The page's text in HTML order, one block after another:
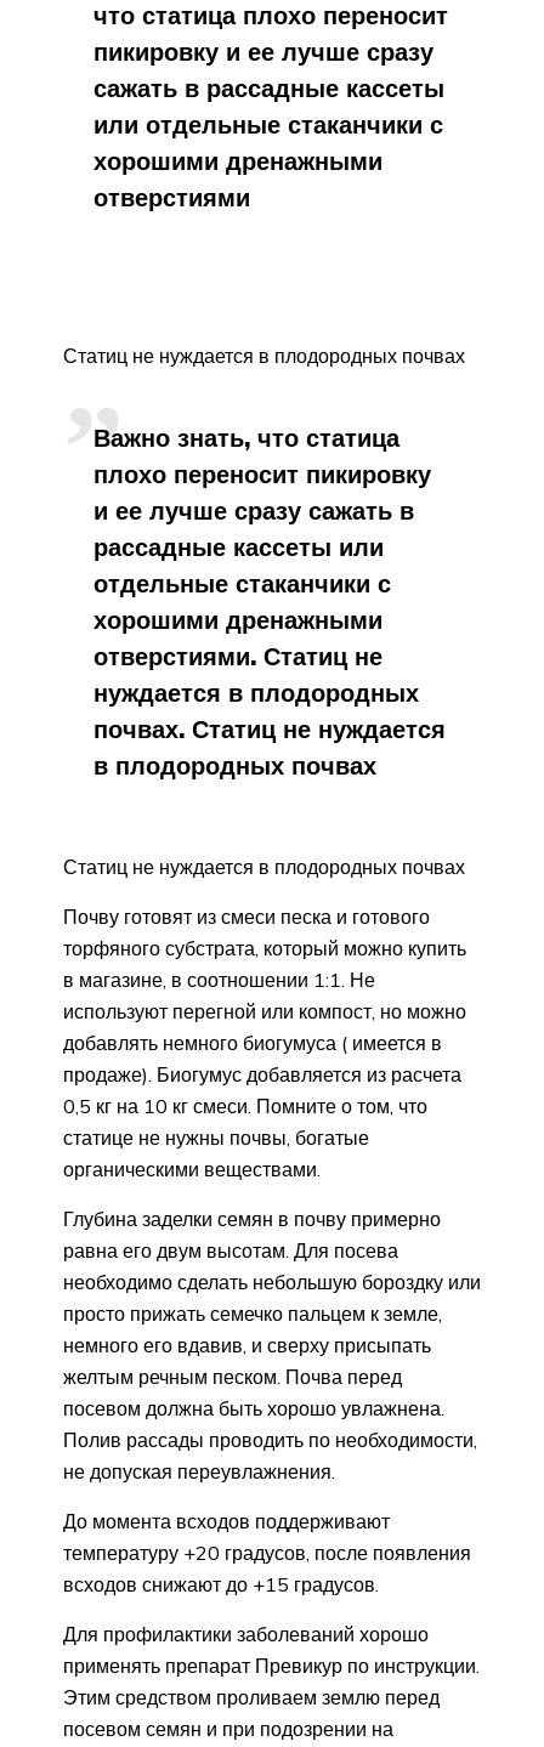
что статица плохо переносит
пикировку и ее лучше сразу
сажать в рассадные кассеты
или отдельные стаканчики с
хорошими дренажными
отверстиями
Статиц не нуждается в плодородных почвах
Важно знать, что статица
плохо переносит пикировку
и ее лучше сразу сажать в
рассадные кассеты или
отдельные стаканчики с
хорошими дренажными
отверстиями. Статиц не
нуждается в плодородных
почвах. Статиц не нуждается
в плодородных почвах
Статиц не нуждается в плодородных почвах
Почву готовят из смеси песка и готового
торфяного субстрата, который можно купить
в магазине, в соотношении 1:1. Не
используют перегной или компост, но можно
добавлять немного биогумуса ( имеется в
продаже). Биогумус добавляется из расчета
0,5 кг на 10 кг смеси. Помните о том, что
статице не нужны почвы, богатые
органическими веществами.
Глубина заделки семян в почву примерно
равна его двум высотам. Для посева
необходимо сделать небольшую бороздку или
просто прижать семечко пальцем к земле,
немного его вдавив, и сверху присыпать
желтым речным песком. Почва перед
посевом должна быть хорошо увлажнена.
Полив рассады проводить по необходимости,
не допуская переувлажнения.
До момента всходов поддерживают
температуру +20 градусов, после появления
всходов снижают до +15 градусов.
Для профилактики заболеваний хорошо
применять препарат Превикур по инструкции.
Этим средством проливаем землю перед
посевом семян и при подозрении на